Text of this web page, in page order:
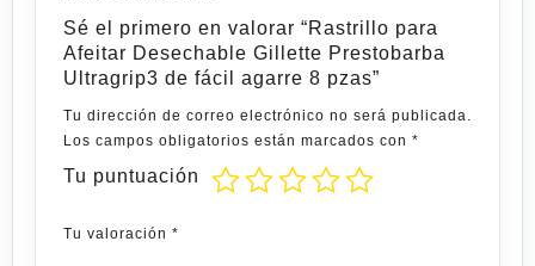
Sé el primero en valorar “Rastrillo para
Afeitar Desechable Gillette Prestobarba
Ultragrip3 de fácil agarre 8 pzas”
Tu dirección de correo electrónico no será publicada.
Los campos obligatorios están marcados con *
Tu puntuación
Tu valoración *